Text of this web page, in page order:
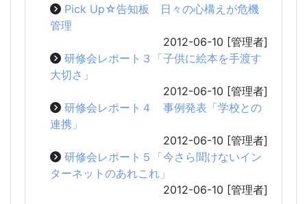
Pick Up☆告知板 日々の心構えが危機
管理
2012-06-10 [管理者]
研修会レポート３「子供に絵本を手渡す
大切さ」
2012-06-10 [管理者]
研修会レポート４ 事例発表「学校との
連携」
2012-06-10 [管理者]
研修会レポート５「今さら聞けないイン
ターネットのあれこれ」
2012-06-10 [管理者]